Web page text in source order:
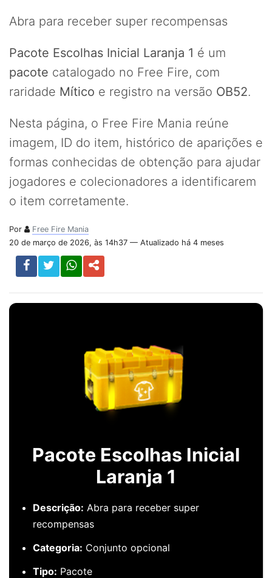
Abra para receber super recompensas
Pacote Escolhas Inicial Laranja 1 é um
pacote catalogado no Free Fire, com
raridade Mítico e registro na versão OB52.
Nesta página, o Free Fire Mania reúne
imagem, ID do item, histórico de aparições e
formas conhecidas de obtenção para ajudar
jogadores e colecionadores a identificarem
o item corretamente.
Por
Free Fire Mania
20 de março de 2026, às 14h37 — Atualizado há 4 meses
Pacote Escolhas Inicial
Laranja 1
Descrição: Abra para receber super
recompensas
Categoria: Conjunto opcional
Tipo: Pacote